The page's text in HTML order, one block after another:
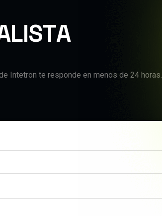
LISTA
Intetron te responde en menos de 24 horas.